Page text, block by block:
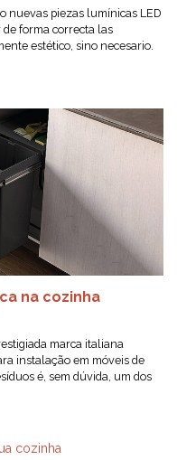
nuevas piezas lumínicas LED
forma correcta las
estético, sino necesario.
na cozinha
marca italiana
instalação em móveis de
é, sem dúvida, um dos